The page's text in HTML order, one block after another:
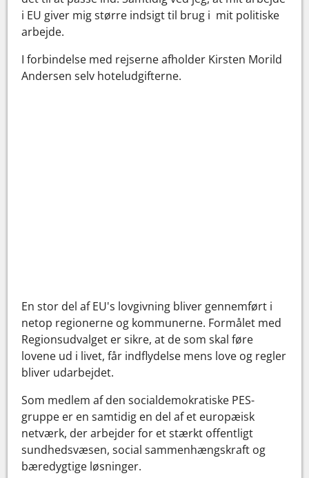
i EU giver mig større indsigt til brug i mit politiske
arbejde.
I forbindelse med rejserne afholder Kirsten Morild
Andersen selv hoteludgifterne.
En stor del af EU's lovgivning bliver gennemført i
netop regionerne og kommunerne. Formålet med
Regionsudvalget er sikre, at de som skal føre
lovene ud i livet, får indflydelse mens love og regler
bliver udarbejdet.
Som medlem af den socialdemokratiske PES-
gruppe er en samtidig en del af et europæisk
netværk, der arbejder for et stærkt offentligt
sundhedsvæsen, social sammenhængskraft og
bæredygtige løsninger.